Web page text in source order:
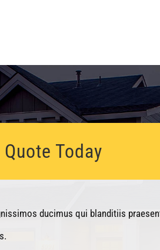
Quote Today
ducimus qui blanditiis